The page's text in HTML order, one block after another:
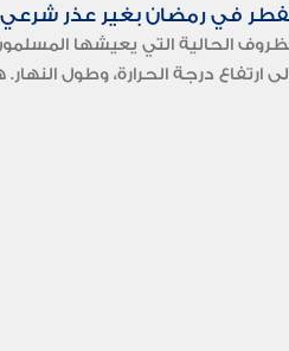
في رمضان بغير عذر شرعي
الحالية التي يعيشها
إلى ارتفاع درجة الحرارة، وطول